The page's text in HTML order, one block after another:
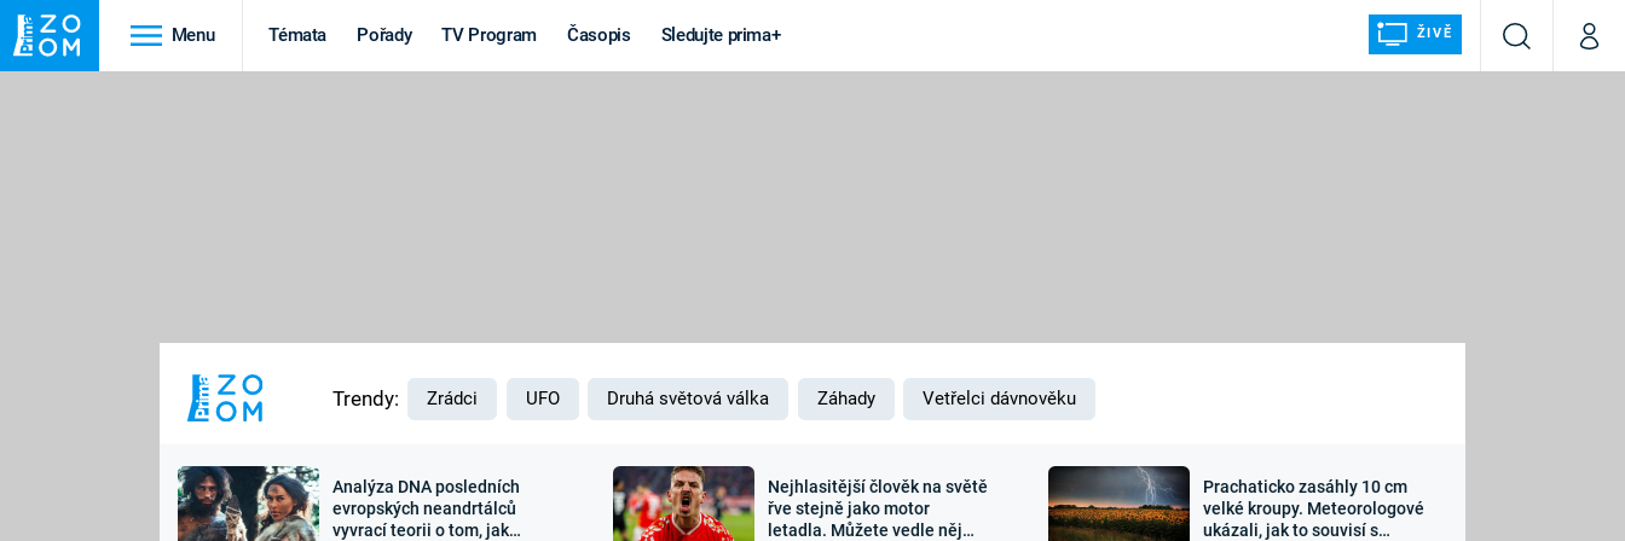
Menu Témata Pořady TV Program Časopis Sledujte prima+ ŽIVĚ
VyhledáváníMůj
MARS
Výročí
Záhady a
Zajímavosti Sledujte nás
Trendy: Zrádci UFO Druhá světová válka Záhady Vetřelci dávnověku
Analýza DNA posledních
evropských neandrtálců
vyvrací teorii o tom, jak
Nejhlasitější člověk na světě
řve stejně jako motor
letadla. Můžete vedle něj
Prachaticko zasáhly 10 cm
velké kroupy. Meteorologové
ukázali, jak to souvisí s